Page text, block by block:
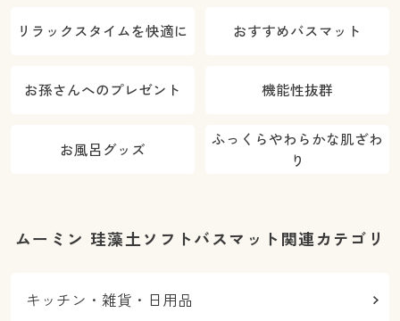
リラックスタイムを快適に おすすめバスマット
お孫さんへのプレゼント 機能性抜群
お風呂グッズ
ふっくらやわらかな肌ざわ
り
ムーミン 珪藻土ソフトバスマット関連カテゴリ
キッチン・雑貨・日用品